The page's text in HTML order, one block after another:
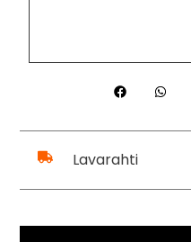
Lavarahti